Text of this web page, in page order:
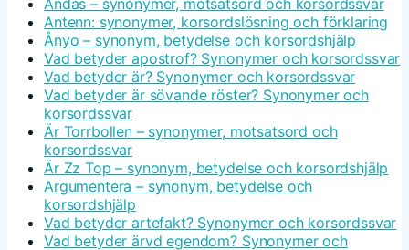
Andas – synonymer, motsatsord och korsordssvar
Antenn: synonymer, korsordslösning och förklaring
Ånyo – synonym, betydelse och korsordshjälp
Vad betyder apostrof? Synonymer och korsordssvar
Vad betyder är? Synonymer och korsordssvar
Vad betyder är sövande röster? Synonymer och
korsordssvar
Är Torrbollen – synonymer, motsatsord och
korsordssvar
Är Zz Top – synonym, betydelse och korsordshjälp
Argumentera – synonym, betydelse och
korsordshjälp
Vad betyder artefakt? Synonymer och korsordssvar
Vad betyder ärvd egendom? Synonymer och